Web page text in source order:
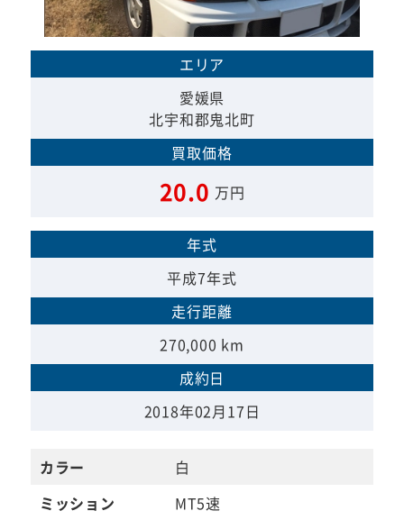
エリア
愛媛県
北宇和郡鬼北町
買取価格
20.0 万円
年式
平成7年式
走行距離
270,000 km
成約日
2018年02月17日
カラー
白
ミッション
MT5速